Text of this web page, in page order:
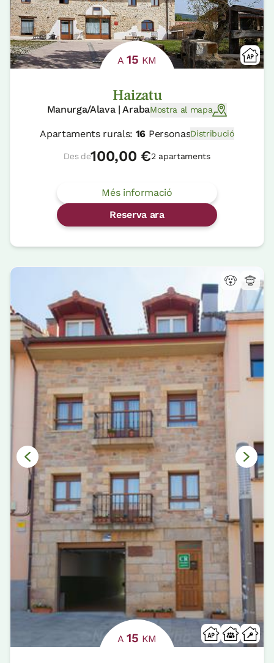
A15 KM
Haizatu
Manurga/Alava | ArabaMostra al mapa
Apartaments rurals: 16 PersonasDistribució
Des de100,00 €2 apartaments
Més informació
Reserva ara
A15 KM